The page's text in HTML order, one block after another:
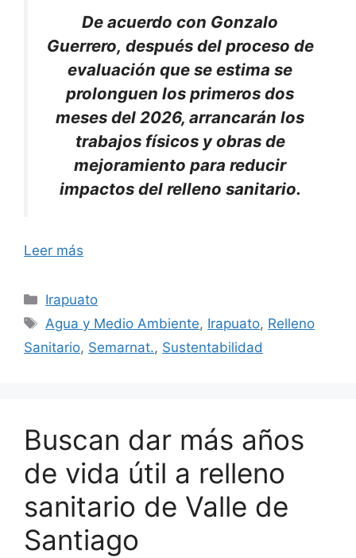
De acuerdo con Gonzalo
Guerrero, después del proceso de
evaluación que se estima se
prolonguen los primeros dos
meses del 2026, arrancarán los
trabajos físicos y obras de
mejoramiento para reducir
impactos del relleno sanitario.
Leer más
Categorías
Irapuato
Etiquetas
Agua y Medio Ambiente, Irapuato, Relleno
Sanitario, Semarnat., Sustentabilidad
Buscan dar más años
de vida útil a relleno
sanitario de Valle de
Santiago